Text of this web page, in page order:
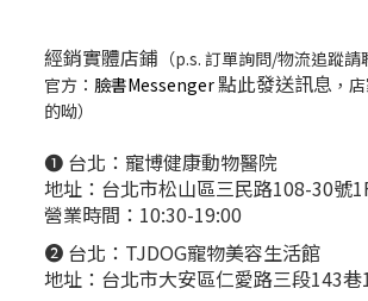
經銷實體店鋪 （p.s. 訂單詢問/物流追蹤
官方： 臉書Messenger點此發送訊息 ，
的呦）
❶ 台北： 寵博健康動物醫院
地址：台北市松山區三民路108-30號
營業時間：10:30-19:00
❷ 台北： TJDOG寵物美容生活館
地址：台北市大安區仁愛路三段143巷